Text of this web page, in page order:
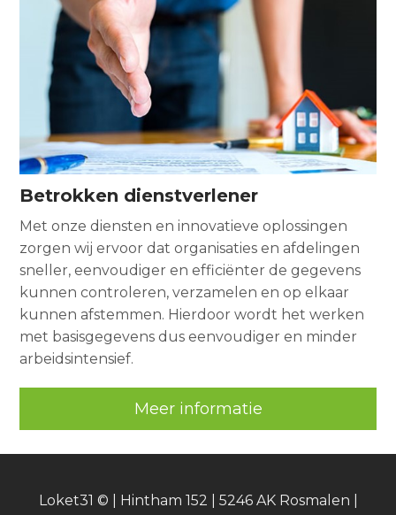
Betrokken dienstverlener
Met onze diensten en innovatieve oplossingen
zorgen wij ervoor dat organisaties en afdelingen
sneller, eenvoudiger en efficiënter de gegevens
kunnen controleren, verzamelen en op elkaar
kunnen afstemmen. Hierdoor wordt het werken
met basisgegevens dus eenvoudiger en minder
arbeidsintensief.
Meer informatie
Loket31 © | Hintham 152 | 5246 AK Rosmalen |